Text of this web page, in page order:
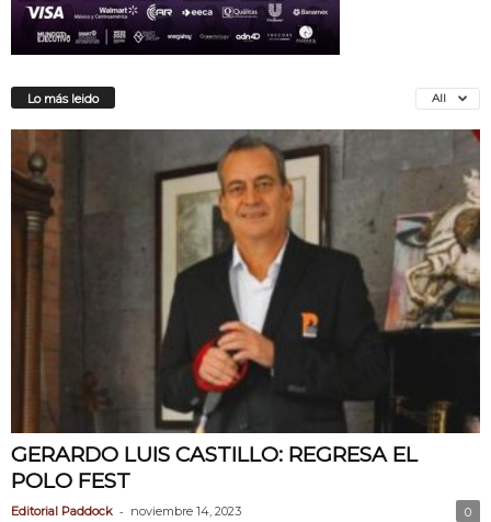
Lo más leido All
GERARDO LUIS CASTILLO: REGRESA EL
POLO FEST
Editorial Paddock - noviembre 14, 2023 0